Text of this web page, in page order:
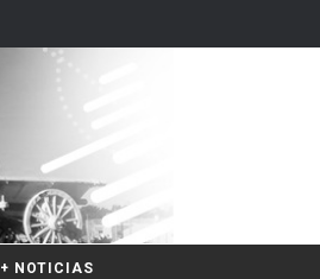
+ NOTICIAS